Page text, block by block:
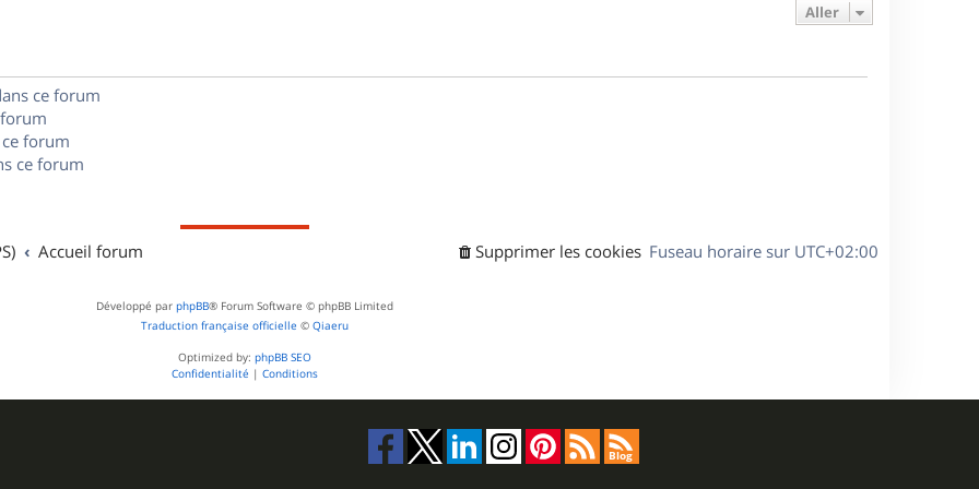
e
Aller
ce forum
forum
ce forum
Accueil forum Fuseau horaire sur UTC+02:00
Supprimer les cookies
Développé par phpBB® Forum Software © phpBB Limited
Traduction française officielle © Qiaeru
Optimized by: phpBB SEO
Confidentialité | Conditions